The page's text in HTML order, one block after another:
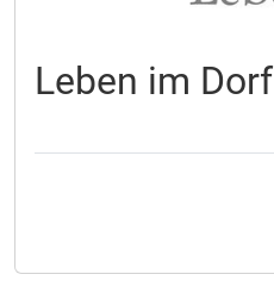
Leben im Dorf